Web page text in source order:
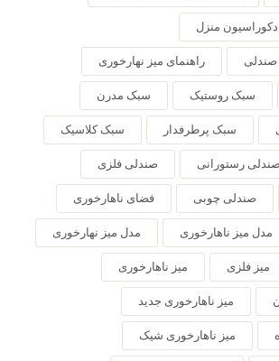
دکوراسیون منزل
صندلی راهنمای میز نهارخوری
سبک روستیک سبک مدرن
سبک پرطرفدار سبک کلاسیک
صندلی رستورانی صندلی فلزی
صندلی چوبی فضای ناهارخوری
مدل میز ناهارخوری مدل میز نهارخوری
میز فلزی میز ناهارخوری
میز ناهارخوری جدید
میز ناهارخوری شیک